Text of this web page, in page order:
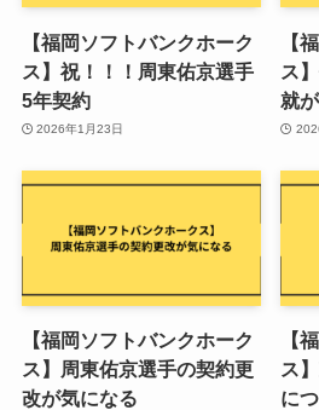
【福岡ソフトバンクホーク
ス】祝！！！周東佑京選手
5年契約
2026年1月23日
【
ス
就
【福岡ソフトバンクホーク
ス】周東佑京選手の契約更
改が気になる
【
ス
に